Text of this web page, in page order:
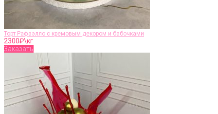
Торт Рафаэлло с кремовым декором и бабочками
2300₽\кг
Заказать